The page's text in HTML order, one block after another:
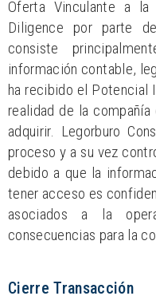
Oferta Vinculante a
Diligence por parte
consiste
información contable,
ha recibido el Potencial
realidad de la
adquirir. Legorburo
proceso y a su vez
debido a que la
tener acceso es
asociados a la
consecuencias para la
Cierre Transacción